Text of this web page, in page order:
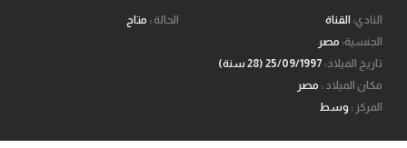
فانتازي في الجول
مسابقة التوقعات
فيديوهات
النادي: القناة
الجنسية: مصر
تاريخ الميلاد:
مكان الميلاد : مصر
المركز : وسط
الحالة : متاح